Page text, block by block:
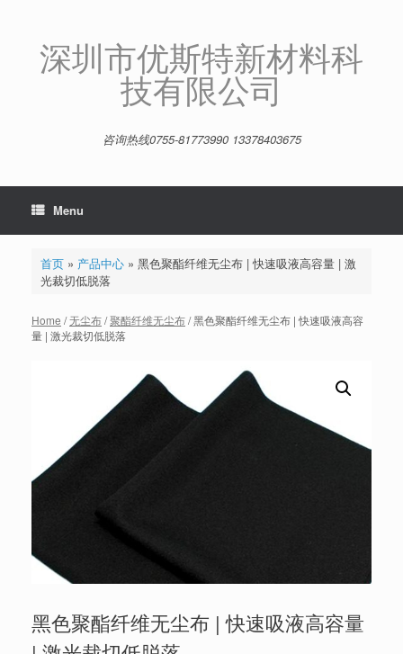
深圳市优斯特新材料科
技有限公司
咨询热线0755-81773990 13378403675
Menu
首页» 产品中心» 黑色聚酯纤维无尘布 | 快速吸液高容量 | 激
光裁切低脱落
Home /无尘布/聚酯纤维无尘布/ 黑色聚酯纤维无尘布 | 快速吸液高容
量 | 激光裁切低脱落
黑色聚酯纤维无尘布 | 快速吸液高容量